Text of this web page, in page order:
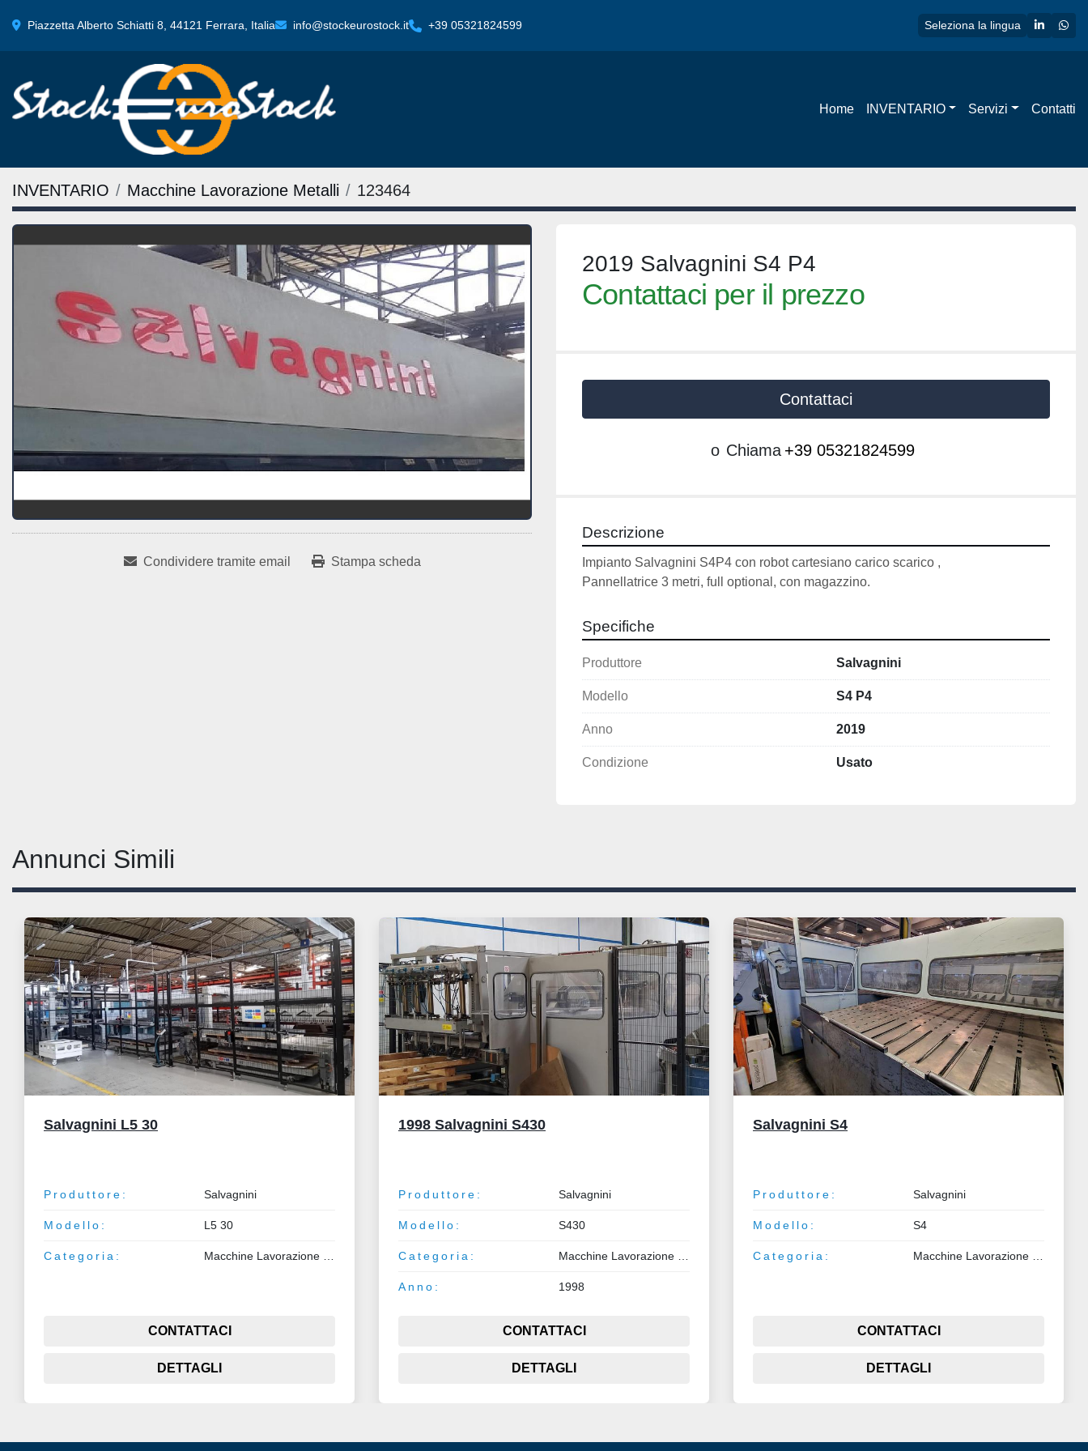
Piazzetta Alberto Schiatti 8, 44121 Ferrara, Italia info@stockeurostock.it +39 05321824599 Seleziona la lingua linkedin
Home INVENTARIO Servizi Contatti
INVENTARIO Macchine Lavorazione Metalli 123464
Condividere tramite email Stampa scheda
2019 Salvagnini S4 P4
Contattaci per il prezzo
Contattaci
o Chiama +39 05321824599
Descrizione
Impianto Salvagnini S4P4 con robot cartesiano carico scarico ,
Pannellatrice 3 metri, full optional, con magazzino.
Specifiche
Produttore Salvagnini
Modello S4 P4
Anno 2019
Condizione Usato
Annunci Simili
1998 Salvagnini S430
Produttore: Salvagnini
Modello: S430
Categoria:
CONTATTACI
DETTAGLI
Salvagnini S4
Produttore: Salvagnini
Modello: S4
Categoria:
CONTATTACI
DETTAGLI
Salvagnini L5 30
Produttore: Salvagnini
Modello: L5 30
Categoria:
CONTATTACI
DETTAGLI